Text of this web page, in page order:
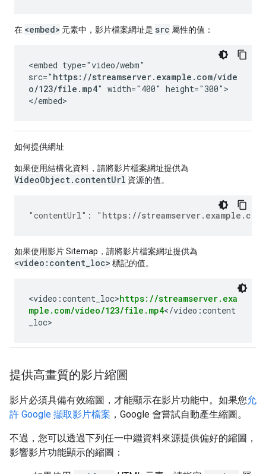
在 <embed> 元素中，影片檔案網址是 src 屬性的值：
<embed type="video/webm"
src=" https://streamserver.example.com/vide
o/123/file.mp4" width="400" height="300">
</embed>
如何提供網址
如果使用結構化資料，請將影片檔案網址提供為
VideoObject.contentUrl 資源的值。
"contentUrl" : " https://
如果使用影片 Sitemap，請將影片檔案網址提供為
<video:content_loc> 標記的值。
<video:content_loc>https://streamserver.exa
mple.com/video/123/file.mp4</video:content
_loc>
提供高畫質的影片縮圖
影片必須具備有效縮圖，才能顯示在影片功能中。如果您允
許 Google 擷取影片檔案 ，Google 會嘗試自動產生縮圖。
不過，您可以透過下列任一中繼資料來源提供偏好的縮圖，
影響影片功能顯示的縮圖：